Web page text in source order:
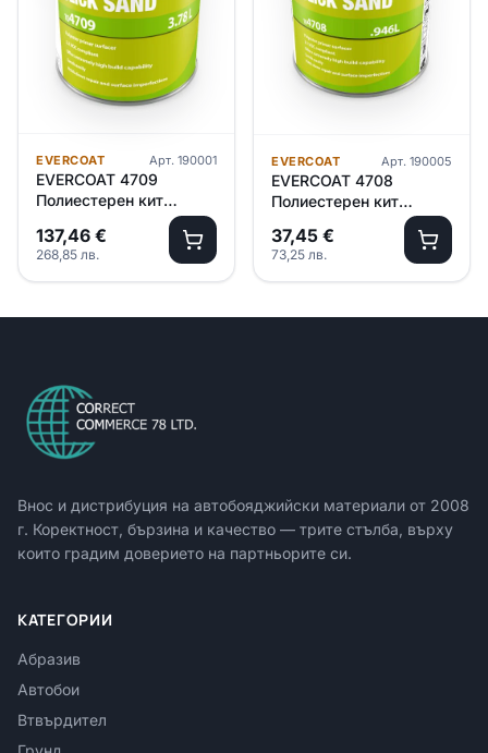
EVERCOAT Арт. 190001
EVERCOAT 4709
Полиестерен кит
3.780л
137,46 €
268,85 лв.
EVERCOAT Арт. 190005
EVERCOAT 4708
Полиестерен кит
0.940л
37,45 €
73,25 лв.
Внос и дистрибуция на автобояджийски материали от 2008
г. Коректност, бързина и качество — трите стълба, върху
които градим доверието на партньорите си.
КАТЕГОРИИ
Абразив
Автобои
Втвърдител